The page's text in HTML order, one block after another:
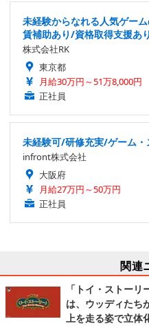
未経験からなれる人気ゲー
賃補助あり/資格取得支援あり
株式会社RK
東京都
月給30万円～51万8,000円
正社員
未経験可/研修充実/ゲーム
infront株式会社
大阪府
月給27万円～50万円
正社員
関連
「トイ・ストー
は、ウッディたち
上を走る姿で立体